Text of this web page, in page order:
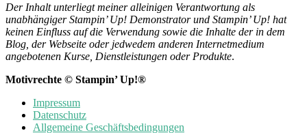
Der Inhalt unterliegt meiner alleinigen Verantwortung als
unabhängiger Stampin’ Up! Demonstrator und Stampin’ Up! hat
keinen Einfluss auf die Verwendung sowie die Inhalte der in dem
Blog, der Webseite oder jedwedem anderen Internetmedium
angebotenen Kurse, Dienstleistungen oder Produkte.
Motivrechte © Stampin’ Up!®
Impressum
Datenschutz
Allgemeine Geschäftsbedingungen